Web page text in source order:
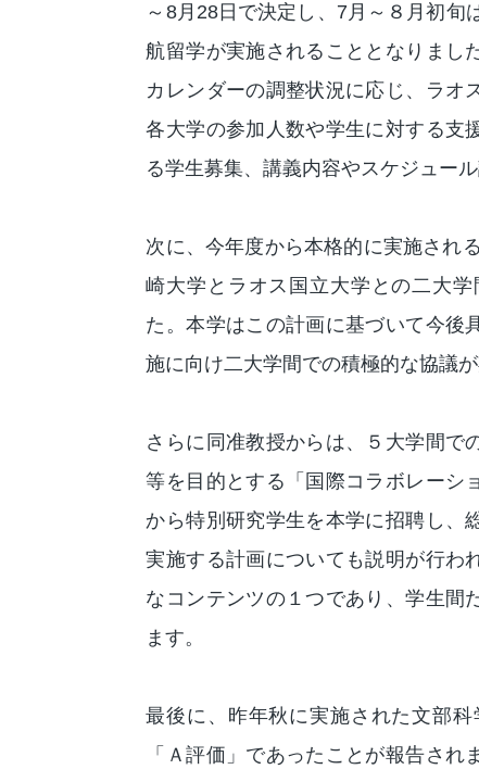
～8月28日で決定し、7月～８月初
航留学が実施されることとなりまし
カレンダーの調整状況に応じ、ラオ
各大学の参加人数や学生に対する支
る学生募集、講義内容やスケジュー
次に、今年度から本格的に実施され
崎大学とラオス国立大学との二大
た。本学はこの計画に基づいて今後
施に向け二大学間での積極的な協議
さらに同准教授からは、５大学間で
等を目的とする「国際コラボレーシ
から特別研究学生を本学に招聘し、
実施する計画についても説明が行わ
なコンテンツの１つであり、学生間
ます。
最後に、昨年秋に実施された文部
「Ａ評価」であったことが報告さ